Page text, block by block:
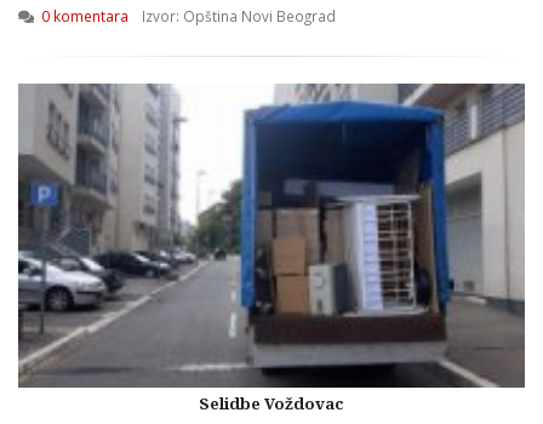
0 komentara
Izvor: Opština Novi Beograd
Selidbe Voždovac